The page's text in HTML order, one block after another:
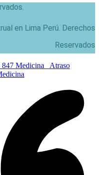
en Lima Perú. Derechos
Reservados
Medicina
Atraso